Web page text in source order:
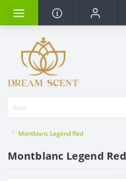
Montblanc Legend Red
Montblanc Legend Red